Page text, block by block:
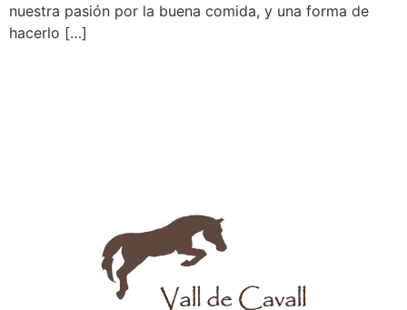
nuestra pasión por la buena comida, y una forma de
hacerlo […]